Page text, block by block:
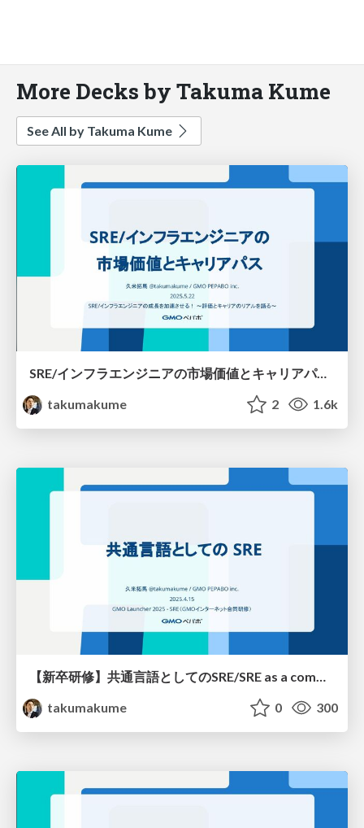
More Decks by Takuma Kume
See All by Takuma Kume
SRE/インフラエンジニアの市場価値とキャリアパス/Market value and career path for SRE-infrastructure engineers
takumakume
2 1.6k
takumakume
0 300